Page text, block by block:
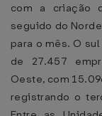
com a criação
seguido do
para o mês. O
de 27.457
Oeste, com
registrando o